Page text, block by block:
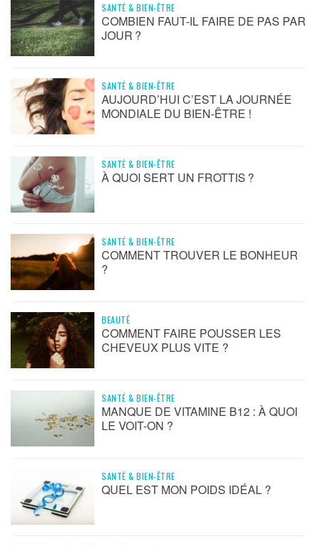
SANTÉ & BIEN-ÊTRE
COMBIEN FAUT-IL FAIRE DE PAS PAR
JOUR ?
SANTÉ & BIEN-ÊTRE
AUJOURD’HUI C’EST LA JOURNÉE
MONDIALE DU BIEN-ÊTRE !
SANTÉ & BIEN-ÊTRE
À QUOI SERT UN FROTTIS ?
SANTÉ & BIEN-ÊTRE
COMMENT TROUVER LE BONHEUR
?
BEAUTÉ
COMMENT FAIRE POUSSER LES
CHEVEUX PLUS VITE ?
SANTÉ & BIEN-ÊTRE
MANQUE DE VITAMINE B12 : À QUOI
LE VOIT-ON ?
SANTÉ & BIEN-ÊTRE
QUEL EST MON POIDS IDÉAL ?